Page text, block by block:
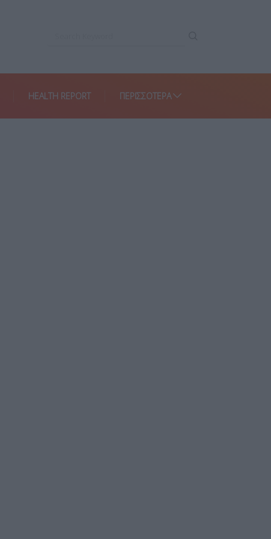
HEALTH REPORT ΠΕΡΙΣΣΌΤΕΡΑ